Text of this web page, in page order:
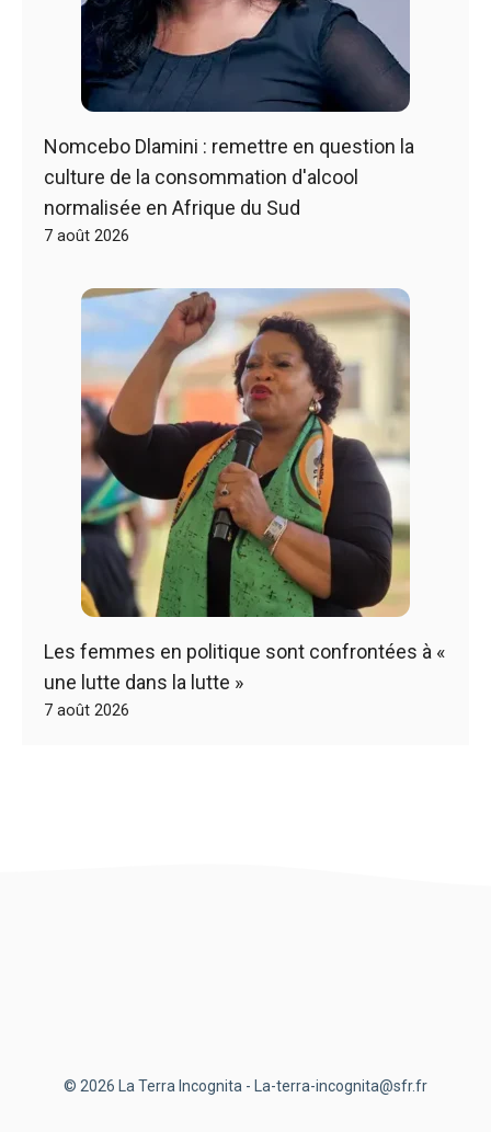
Nomcebo Dlamini : remettre en question la
culture de la consommation d'alcool
normalisée en Afrique du Sud
7 août 2026
Les femmes en politique sont confrontées à «
une lutte dans la lutte »
7 août 2026
© 2026 La Terra Incognita - La-terra-incognita@sfr.fr